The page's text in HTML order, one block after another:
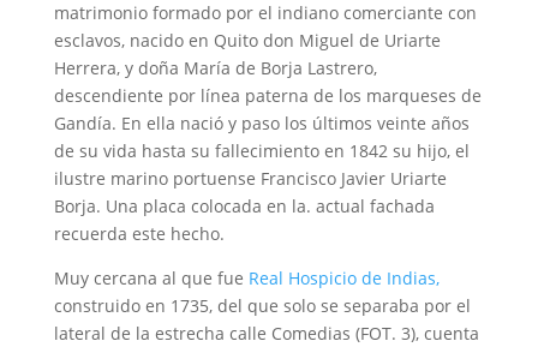
matrimonio formado por el indiano comerciante con
esclavos, nacido en Quito don Miguel de Uriarte
Herrera, y doña María de Borja Lastrero,
descendiente por línea paterna de los marqueses de
Gandía. En ella nació y paso los últimos veinte años
de su vida hasta su fallecimiento en 1842 su hijo, el
ilustre marino portuense Francisco Javier Uriarte
Borja. Una placa colocada en la. actual fachada
recuerda este hecho.
Muy cercana al que fue Real Hospicio de Indias,
construido en 1735, del que solo se separaba por el
lateral de la estrecha calle Comedias (FOT. 3), cuenta